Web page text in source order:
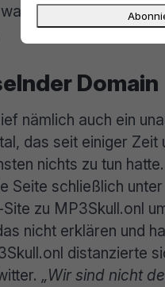
in eine
Domain
nämlich auch ein
das seit einiger Zeit
nichts zu tun
Seite schließlich
zu MP3Skull.onl
nicht erklären und
distanzierte
„Wir sind nicht